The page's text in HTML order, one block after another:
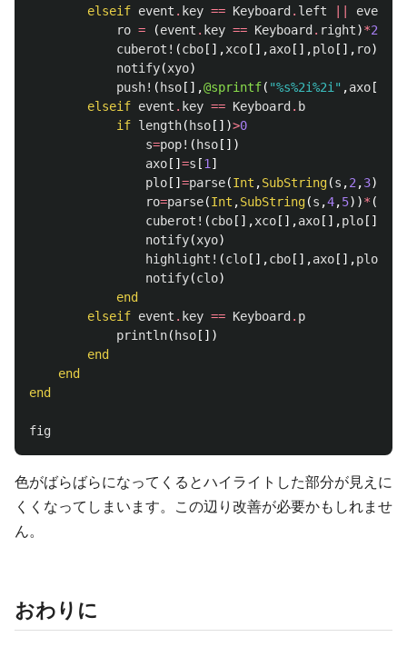
elseif event . key == Keyboard . left event
ro = (event . key == Keyboard . right)*2
cuberot! (cbo [],xco [],axo [],plo [], ro)
notify(xyo)
push! ( hso [],@sprintf( "%s%2i%2i" ,axo [],
elseif event . key == Keyboard . b
if length( hso [])>0
s=pop! ( hso [])
axo [] =s [1 ]
plo [] =parse(Int ,SubString(s ,2 ,3))
ro=parse(Int ,SubString(s ,4,5))* (
cuberot! (cbo [],xco [],axo [],plo [],
notify(xyo)
highlight! (clo [],cbo [],axo [],plo
notify(clo)
end
elseif event . key == Keyboard . p
println( hso [])
end
end
end
fig
色がばらばらになってくるとハイライトした部分が見えに
くくなってしまいます。この辺り改善が必要かもしれませ
ん。
おわりに